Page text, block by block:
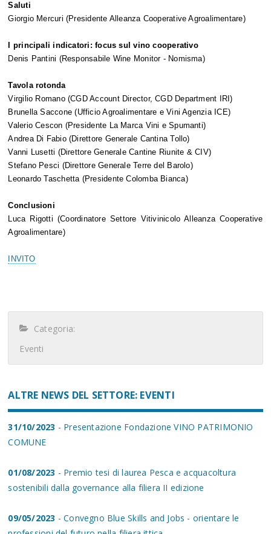
Saluti
Giorgio Mercuri (Presidente Alleanza Cooperative Agroalimentare)
I principali indicatori: focus sul vino cooperativo
Denis Pantini (Responsabile Wine Monitor - Nomisma)
Tavola rotonda
Virgilio Romano (CGD Account Director, CGD Department
IRI)
Brunella Saccone (Ufficio Agroalimentare e Vini Agenzia ICE)
Valerio Cescon (Presidente La Marca Vini e Spumanti)
Andrea Di Fabio (Direttore Generale Cantina Tollo)
Vanni Lusetti (Direttore Generale Cantine Riunite & CIV)
Stefano Pesci (Direttore Generale Terre del Barolo)
Leonardo Taschetta (Presidente Colomba Bianca)
Conclusioni
Luca Rigotti (Coordinatore Settore Vitivinicolo Alleanza Cooperative
Agroalimentare)
INVITO
Categoria:
Eventi
ALTRE NEWS DEL SETTORE: EVENTI
31/10/2023 - Presentazione Fondazione VINO PATRIMONIO
COMUNE
01/08/2023 - Premio tesi di laurea Pesca e acquacoltura
sostenibili dalla governance alla filiera II edizione
09/05/2023 - Convegno Blue Skills and Jobs - orientare le